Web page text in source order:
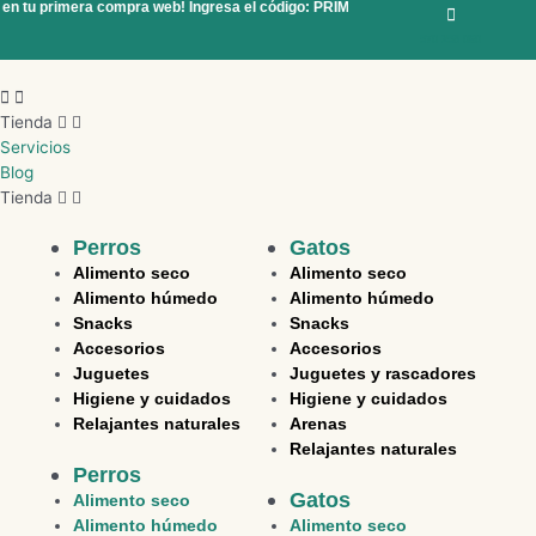
Ir
contenido
tu primera compra web! Ingresa el código: PRIMERA10 ¡10 % de
Tienda
Servicios
Blog
Tienda
Perros
Alimento seco
Alimento húmedo
Snacks
Accesorios
Juguetes
Higiene y cuidados
Relajantes naturales
Perros
Alimento seco
Alimento húmedo
Gatos
Alimento seco
Alimento húmedo
Snacks
Accesorios
Juguetes y rascadores
Higiene y cuidados
Arenas
Relajantes naturales
Gatos
Alimento seco